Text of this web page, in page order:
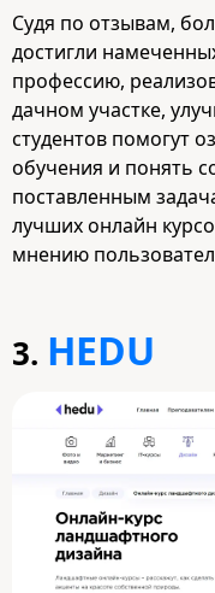
Судя по отзывам,
достигли
профессию,
дачном участке,
студентов помогут
обучения и понять
поставленным
лучших онлайн
мнению
3. HEDU